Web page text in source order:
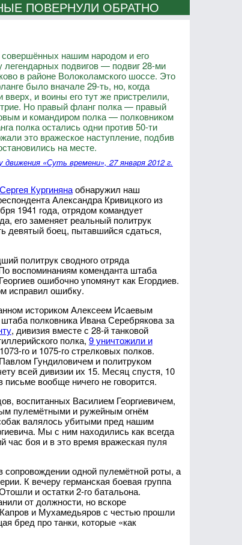
ПОВЕРНУЛИ ОБРАТНО
нашим народом и его
подвигов — подвиг 28-ми
в районе Волоколамского шоссе. Это
было вначале 29-ть, но, когда
и воины его тут же пристрелили,
Но правый фланг полка — правый
и командиром полка — полковником
полка остались одни против 50-ти
это вражеское наступление, подбив
на месте.
движения «Суть времени», 27 января 2012 г.
Сергея Кургинянаобнаружил наш
Александра Кривицкого из
1941 года, отрядом командует
его заменяет реальный политрук
девятый боец, пытавшийся сдаться,
политрук сводного отряда
воспоминаниям коменданта штаба
ошибочно упомянут как Егордиев.
исправил ошибку.
историком Алексеем Исаевым
полковника Ивана Серебрякова за
, дивизия вместе с 28-й танковой
полка, 9 уничтожили и
го и 1075-го стрелковых полков.
Гундиловичем и политруком
всей дивизии их 15. Месяц спустя, 10
вообще ничего не говорится.
воспитанных Василием Георгиевичем,
пулемётными и ружейным огнём
валялось убитыми пред нашим
Мы с ним находились как всегда
час боя и в это время вражеская пуля
сопровождении одной пулемётной роты, а
К вечеру германская боевая группа
и остатки 2-го батальона.
от должности, но вскоре
и Мухамедьяров с честью прошли
бред про танки, которые «как